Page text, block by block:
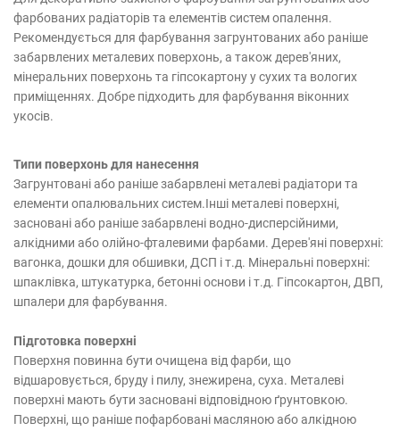
фарбованих радіаторів та елементів систем опалення.
Рекомендується для фарбування загрунтованих або раніше
забарвлених металевих поверхонь, а також дерев'яних,
мінеральних поверхонь та гіпсокартону у сухих та вологих
приміщеннях. Добре підходить для фарбування віконних
укосів.
Типи поверхонь для нанесення
Загрунтовані або раніше забарвлені металеві радіатори та
елементи опалювальних систем.Інші металеві поверхні,
засновані або раніше забарвлені водно-дисперсійними,
алкідними або олійно-фталевими фарбами. Дерев'яні поверхні:
вагонка, дошки для обшивки, ДСП і т.д. Мінеральні поверхні:
шпаклівка, штукатурка, бетонні основи і т.д. Гіпсокартон, ДВП,
шпалери для фарбування.
Підготовка поверхні
Поверхня повинна бути очищена від фарби, що
відшаровується, бруду і пилу, знежирена, суха. Металеві
поверхні мають бути засновані відповідною ґрунтовкою.
Поверхні, що раніше пофарбовані масляною або алкідною